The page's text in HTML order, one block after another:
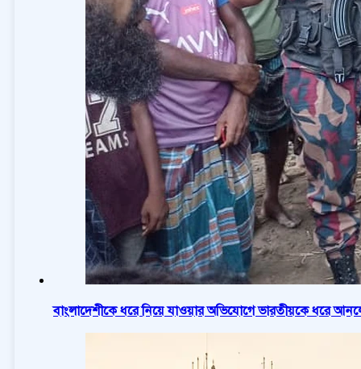
বাংলাদেশীকে ধরে নিয়ে যাওয়ার অভিযোগে ভারতীয়কে ধরে